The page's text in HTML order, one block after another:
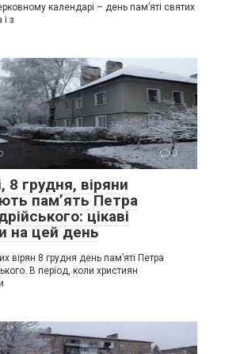
календарі – день пам’яті святих
з
0
8 грудня, віряни
пам’ять Петра
цікаві
на цей день
вірян 8 грудня день пам’яті Петра
В період, коли християн